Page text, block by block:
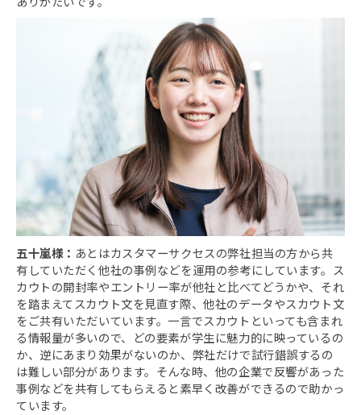
五十嵐様： あとはカスタマーサクセスの弊社担当の方から共
有していただく他社の事例などを運用の参考にしています。ス
カウトの開封率やエントリー率が他社と比べてどうかや、それ
を踏まえてスカウト文を見直す際、他社のデータやスカウト文
をご共有いただいています。一言でスカウトといっても含まれ
る情報量が多いので、どの要素が学生に魅力的に映っているの
か、逆にあまり効果がないのか、弊社だけで試行錯誤するの
は難しい部分があります。そんな時、他の企業で反響があった
事例などを共有してもらえると素早く改善ができるので助かっ
ています。